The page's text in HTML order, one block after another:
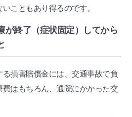
こともあり得るのです。
が終了（症状固定）してから
損害賠償金には、交通事故で負
費はもちろん、通院にかかった交